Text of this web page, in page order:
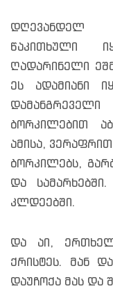
დღევანდელ
წაკითხული
ღადარინელი
ეს ადამიანი
ბორკილებით
ამისა, ვერაფრით
ბორკილებს,
და
კლდეებში.
და აი,
ქრისტეს. მან
დაუჩოქა მას და